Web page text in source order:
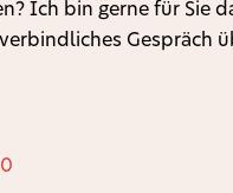
Ich bin gerne für Sie
Gespräch